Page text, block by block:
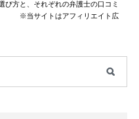
び方と、それぞれの弁護士の口コミ
※当サイトはアフィリエイト広